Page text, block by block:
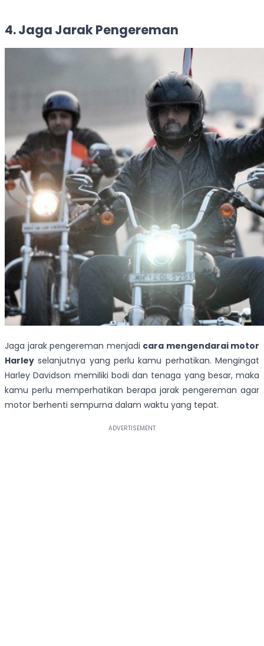
4. Jaga Jarak Pengereman
Jaga jarak pengereman menjadi cara mengendarai motor
Harley selanjutnya yang perlu kamu perhatikan. Mengingat
Harley Davidson memiliki bodi dan tenaga yang besar, maka
kamu perlu memperhatikan berapa jarak pengereman agar
motor berhenti sempurna dalam waktu yang tepat.